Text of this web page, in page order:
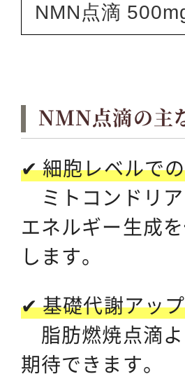
NMN点滴
NMN点滴の主
✔ 細胞レベルで
ミトコンドリ
エネルギー生成
します。
✔ 基礎代謝アッ
脂肪燃焼点滴
期待できます。